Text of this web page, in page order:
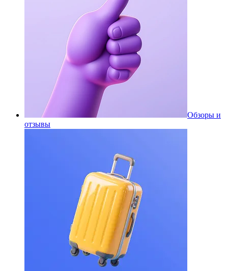
Обзоры и
отзывы